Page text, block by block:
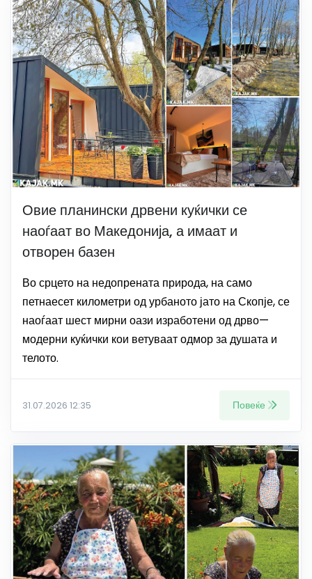
Овие планински дрвени куќички се
наоѓаат во Македонија, а имаат и
отворен базен
Во срцето на недопрената природа, на само
петнаесет километри од урбаното јато на Скопје, се
наоѓаат шест мирни оази изработени од дрво—
модерни куќички кои ветуваат одмор за душата и
телото.
31.07.2026 12:35 Повеќе